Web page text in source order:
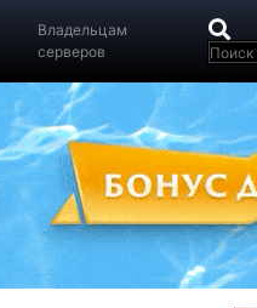
Владельцам
серверов